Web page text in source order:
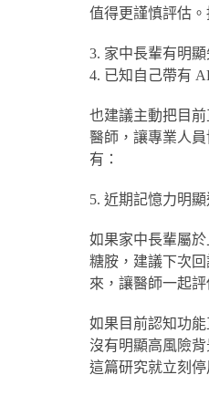
值得更謹慎評估。
3. 家中長輩有明
4. 已知自己帶有
也建議主動把目
醫師，讓專業人
有：
5. 近期記憶力明
如果家中長輩屬
糖胺，建議下次
來，讓醫師一起評
如果目前認知功
沒有明顯高風險
這篇研究就立刻停